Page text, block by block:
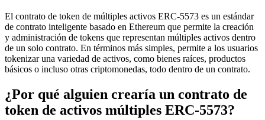
El contrato de token de múltiples activos ERC-5573 es un estándar
de contrato inteligente basado en Ethereum que permite la creación
y administración de tokens que representan múltiples activos dentro
de un solo contrato. En términos más simples, permite a los usuarios
tokenizar una variedad de activos, como bienes raíces, productos
básicos o incluso otras criptomonedas, todo dentro de un contrato.
¿Por qué alguien crearía un contrato de
token de activos múltiples ERC-5573?